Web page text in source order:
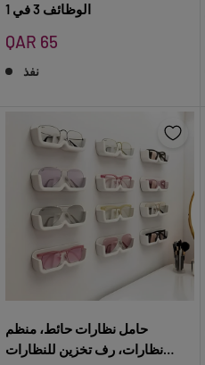
الوظائف 3 في 1
سعر
QAR 65
نفذ
حامل نظارات حائط، منظم
نظارات، رف تخزين للنظارات